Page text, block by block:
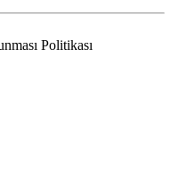
Politikası